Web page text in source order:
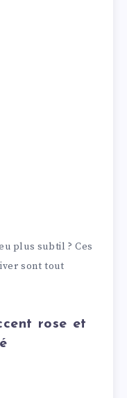
plus subtil ? Ces
sont tout
rose et